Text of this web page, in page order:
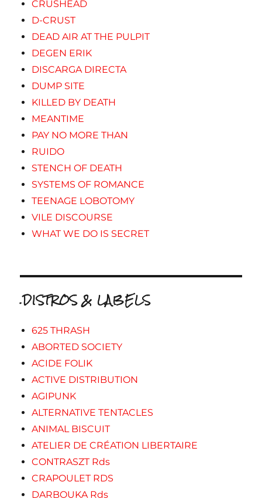
CRUSHEAD
D-CRUST
DEAD AIR AT THE PULPIT
DEGEN ERIK
DISCARGA DIRECTA
DUMP SITE
KILLED BY DEATH
MEANTIME
PAY NO MORE THAN
RUIDO
STENCH OF DEATH
SYSTEMS OF ROMANCE
TEENAGE LOBOTOMY
VILE DISCOURSE
WHAT WE DO IS SECRET
.DISTROS & LABELS
625 THRASH
ABORTED SOCIETY
ACIDE FOLIK
ACTIVE DISTRIBUTION
AGIPUNK
ALTERNATIVE TENTACLES
ANIMAL BISCUIT
ATELIER DE CRÉATION LIBERTAIRE
CONTRASZT Rds
CRAPOULET RDS
DARBOUKA Rds